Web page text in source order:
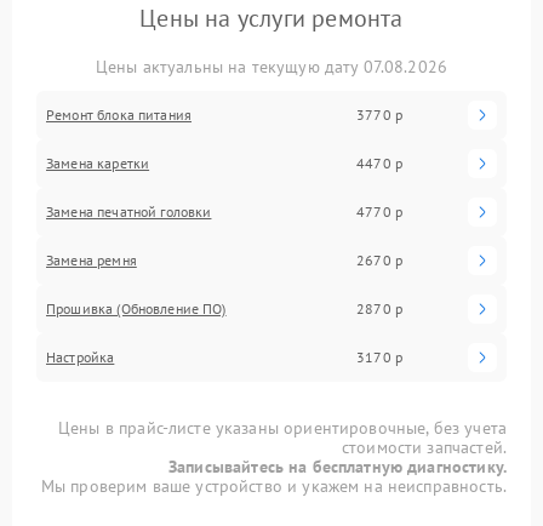
Цены на услуги ремонта
Цены актуальны на текущую дату 07.08.2026
Ремонт блока питания 3770 р
Замена каретки 4470 р
Замена печатной головки 4770 р
Замена ремня 2670 р
Прошивка (Обновление ПО) 2870 р
Настройка 3170 р
Цены в прайс-листе указаны ориентировочные, без учета
стоимости запчастей.
Записывайтесь на бесплатную диагностику.
Мы проверим ваше устройство и укажем на неисправность.